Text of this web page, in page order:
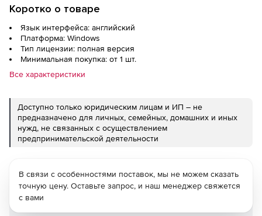
Коротко о товаре
Язык интерфейса: английский
Платформа: Windows
Тип лицензии: полная версия
Минимальная покупка: от 1 шт.
Все характеристики
Доступно только юридическим лицам и ИП – не
предназначено для личных, семейных, домашних и иных
нужд, не связанных с осуществлением
предпринимательской деятельности
В связи с особенностями поставок, мы не можем сказать
точную цену. Оставьте запрос, и наш менеджер свяжется
с вами